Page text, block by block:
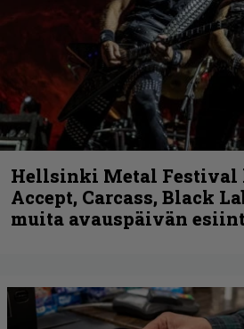
Hellsinki Metal Festival
Accept, Carcass, Black
muita avauspäivän